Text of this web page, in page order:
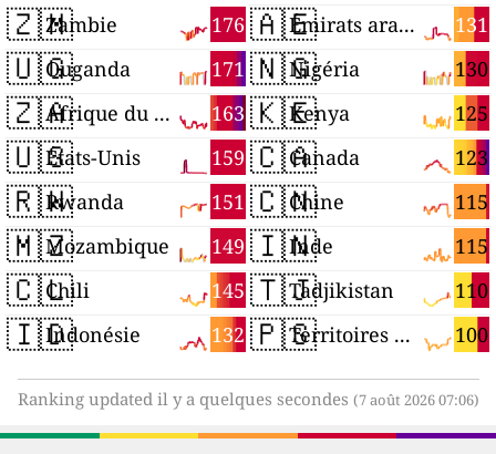
🇿🇲 176
Zambie
🇺🇬 171
Ouganda
🇿🇦 163
Afrique du Sud
🇺🇸 159
États-Unis
🇷🇼 151
Rwanda
🇲🇿 149
Mozambique
🇨🇱 145
Chili
🇮🇩 132
Indonésie
🇦🇪 131
Émirats arabes unis
🇳🇬 130
Nigéria
🇰🇪 125
Kenya
🇨🇦 123
Canada
🇨🇳 115
Chine
🇮🇳 115
Inde
🇹🇯 110
Tadjikistan
🇵🇸 100
Territoires palestiniens
Ranking updated il y a quelques secondes (7 août 2026 07:06)